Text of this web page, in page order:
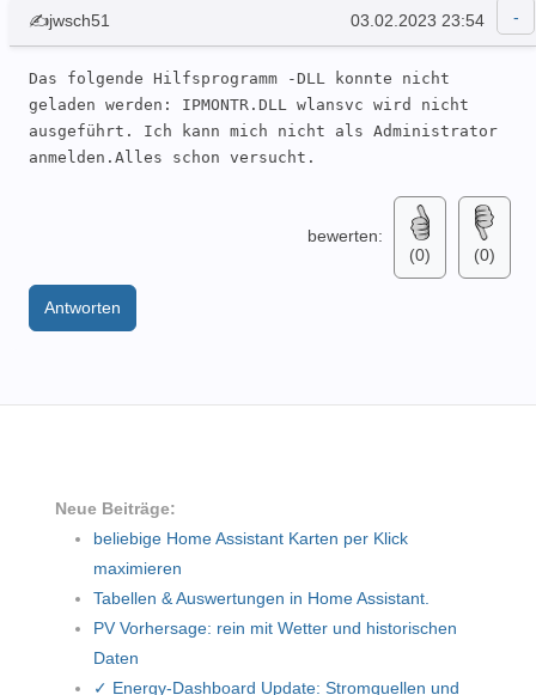
✍jwsch51 03.02.2023 23:54
Das folgende Hilfsprogramm -DLL konnte nicht
geladen werden: IPMONTR.DLL wlansvc wird nicht
ausgeführt. Ich kann mich nicht als Administrator
anmelden.Alles schon versucht.
bewerten:
(0)
(0)
Antworten
Neue Beiträge:
beliebige Home Assistant Karten per Klick
maximieren
Tabellen & Auswertungen in Home Assistant.
PV Vorhersage: rein mit Wetter und historischen
Daten
✓ Energy-Dashboard Update: Stromquellen und